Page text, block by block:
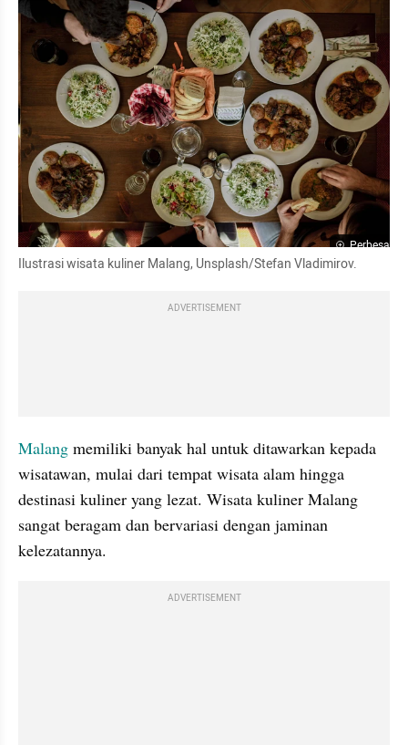
Perbesar
Ilustrasi wisata kuliner Malang, Unsplash/Stefan Vladimirov.
ADVERTISEMENT
Malang memiliki banyak hal untuk ditawarkan kepada
wisatawan, mulai dari tempat wisata alam hingga
destinasi kuliner yang lezat. Wisata kuliner Malang
sangat beragam dan bervariasi dengan jaminan
kelezatannya.
ADVERTISEMENT